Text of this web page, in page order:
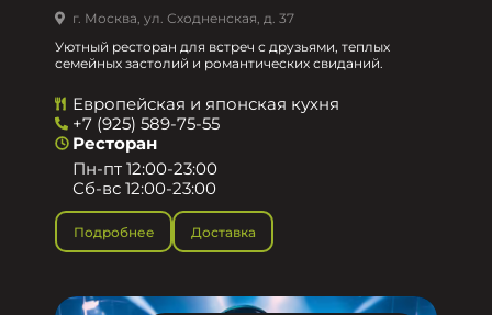
г. Москва, ул. Сходненская, д. 37
Уютный ресторан для встреч с друзьями, теплых
семейных застолий и романтических свиданий.
Европейская и японская кухня
+7 (925) 589-75-55
Ресторан
Пн-пт 12:00-23:00
Сб-вс 12:00-23:00
Подробнее Доставка